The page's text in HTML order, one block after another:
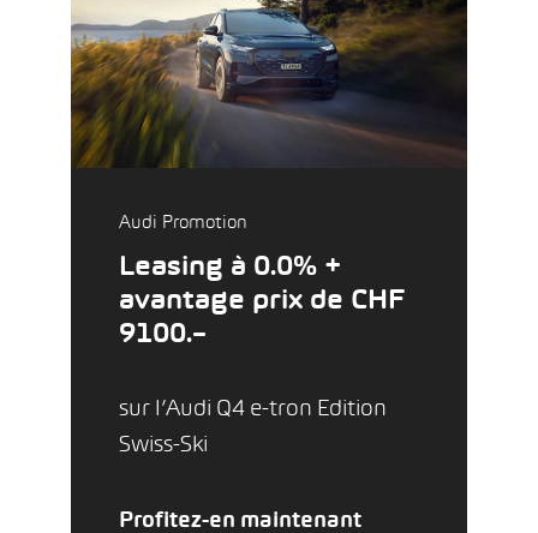
Audi Promotion
Leasing à 0.0% +
avantage prix de CHF
9100.–
sur l’Audi Q4 e-tron Edition
Swiss-Ski
Profitez-en maintenant